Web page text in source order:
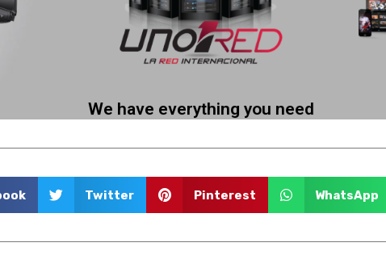
We have everything you need
Incredible benefits
Activation in less than 24 hrs
Stream live on different channels like Web, Facebook, YouTube and mobile.
Twitter Pinterest WhatsApp